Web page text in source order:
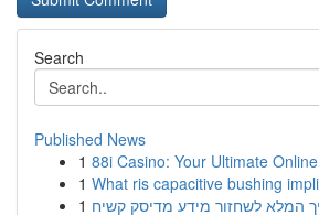
Search
Published News
1 88i Casino: Your Ultimate
1 What ris capacitive bushing
1 המלא לשחזור מידע מדיסק קשיח